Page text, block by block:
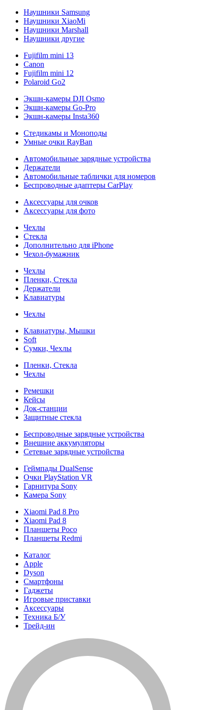
Наушники Samsung
Наушники XiaoMi
Наушники Marshall
Наушники другие
Fujifilm mini 13
Canon
Fujifilm mini 12
Polaroid Go2
Экшн-камеры DJI Osmo
Экшн-камеры Go-Pro
Экшн-камеры Insta360
Стедикамы и Моноподы
Умные очки RayBan
Автомобильные зарядные устройства
Держатели
Автомобильные таблички для номеров
Беспроводные адаптеры CarPlay
Аксессуары для очков
Аксессуары для фото
Чехлы
Стекла
Дополнительно для iPhone
Чехол-бумажник
Чехлы
Пленки, Стекла
Держатели
Клавиатуры
Чехлы
Клавиатуры, Мышки
Soft
Сумки, Чехлы
Пленки, Стекла
Чехлы
Ремешки
Кейсы
Док-станции
Защитные стекла
Беспроводные зарядные устройства
Внешние аккумуляторы
Сетевые зарядные устройства
Геймпады DualSense
Очки PlayStation VR
Гарнитура Sony
Камера Sony
Xiaomi Pad 8 Pro
Xiaomi Pad 8
Планшеты Poco
Планшеты Redmi
Каталог
Apple
Dyson
Смартфоны
Гаджеты
Игровые приставки
Аксессуары
Техника Б/У
Трейд-ин